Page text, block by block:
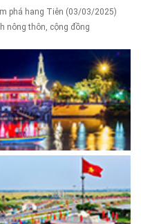
phá hang Tiên (03/03/2025)
nông thôn, cộng đồng